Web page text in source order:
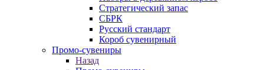
Стратегический запас
СБРК
Русский стандарт
Короб сувенирный
Промо-сувениры
Назад